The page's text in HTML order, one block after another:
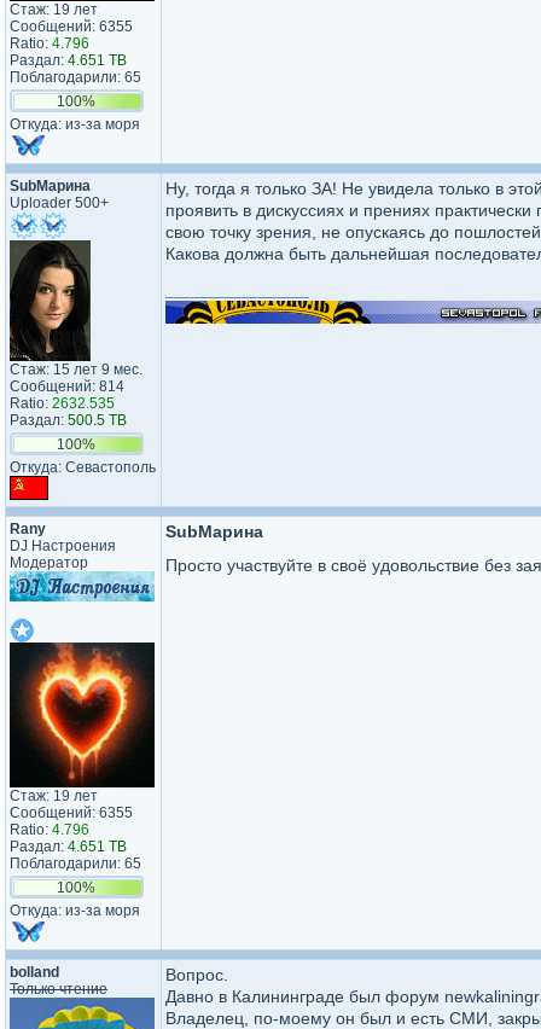
Стаж: 19 лет
Сообщений: 6355
Ratio: 4.796
Раздал: 4.651 TB
Поблагодарили: 65
100%
Откуда: из-за моря
SubМарина
Uploader 500+
Стаж: 15 лет 9 мес.
Сообщений: 814
Ratio: 2632.535
Раздал: 500.5 TB
100%
Откуда: Севастополь
Ну, тогда я только ЗА! Не увидела только в
проявить в дискуссиях и прениях
свою точку зрения, не опускаясь до
Какова должна быть дальнейшая
Rany
DJ Настроения
Модератор
Стаж: 19 лет
Сообщений: 6355
Ratio: 4.796
Раздал: 4.651 TB
Поблагодарили: 65
100%
Откуда: из-за моря
SubМарина
Просто участвуйте в своё удовольствие без
bolland
Только чтение
Вопрос.
Давно в Калининграде был форум
Владелец, по-моему он был и есть СМИ,